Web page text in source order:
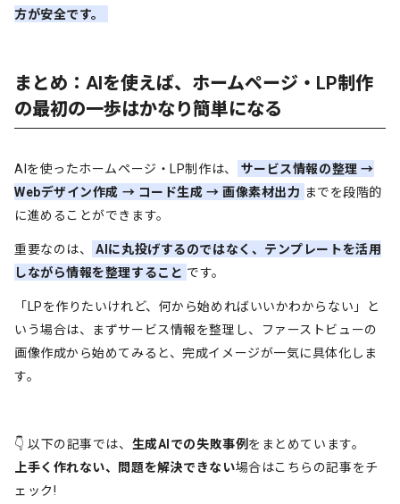
方が安全です。
まとめ：AIを使えば、ホームページ・LP制作
の最初の一歩はかなり簡単になる
AIを使ったホームページ・LP制作は、
サービス情報の整理 →
Webデザイン作成 → コード生成 → 画像素材出力 までを段階的
に進めることができます。
重要なのは、
AIに丸投げするのではなく、テンプレートを活用
しながら情報を整理すること です。
「LPを作りたいけれど、何から始めればいいかわからない」と
いう場合は、まずサービス情報を整理し、ファーストビューの
画像作成から始めてみると、完成イメージが一気に具体化しま
す。
👇 以下の記事では、 生成AIでの失敗事例をまとめています。
上手く作れない、問題を解決できない場合はこちらの記事をチ
ェック!